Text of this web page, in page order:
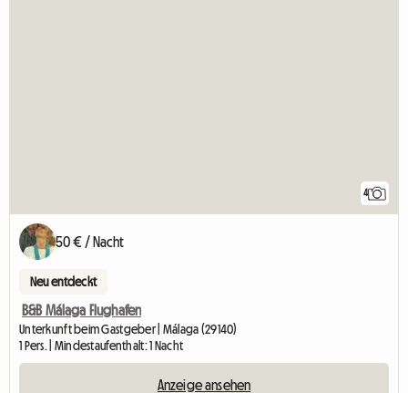
4
50 € / Nacht
Neu entdeckt
B&B Málaga Flughafen
Unterkunft beim Gastgeber | Málaga (29140)
1 Pers. | Mindestaufenthalt: 1 Nacht
Anzeige ansehen